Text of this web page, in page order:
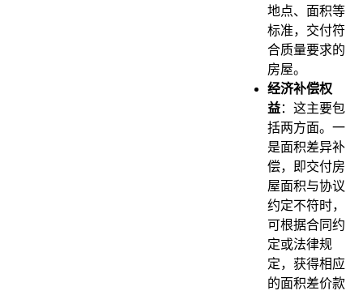
地点、面积等
标准，交付符
合质量要求的
房屋。
经济补偿权
益：这主要包
括两方面。一
是面积差异补
偿，即交付房
屋面积与协议
约定不符时，
可根据合同约
定或法律规
定，获得相应
的面积差价款